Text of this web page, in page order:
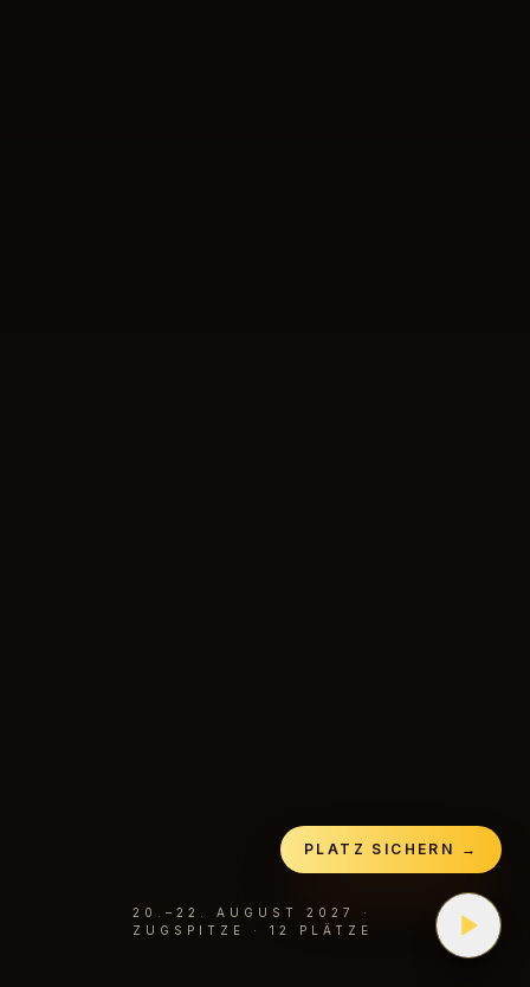
PLATZ SICHERN →
20.–22. AUGUST 2027 ·
ZUGSPITZE · 12 PLÄTZE